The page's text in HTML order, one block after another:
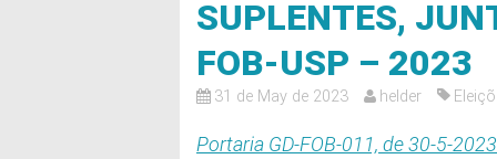
SUPLENTES,
FOB-USP – 2023
31 de May de 2023 helder
Portaria GD-FOB-011, de 30-5-2023